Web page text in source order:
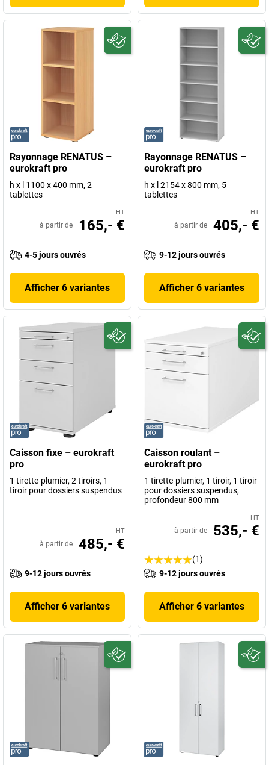
Rayonnage RENATUS –
eurokraft pro
h x l 1100 x 400 mm, 2
tablettes
HT
à partir de 165,- €
4-5 jours ouvrés
Afficher 6 variantes
Rayonnage RENATUS –
eurokraft pro
h x l 2154 x 800 mm, 5
tablettes
HT
à partir de 405,- €
9-12 jours ouvrés
Afficher 6 variantes
Caisson fixe – eurokraft
pro
1 tirette-plumier, 2 tiroirs, 1
tiroir pour dossiers suspendus
HT
à partir de 485,- €
9-12 jours ouvrés
Afficher 6 variantes
Caisson roulant –
eurokraft pro
1 tirette-plumier, 1 tiroir, 1 tiroir
pour dossiers suspendus,
profondeur 800 mm
HT
à partir de 535,- €
(1)
9-12 jours ouvrés
Afficher 6 variantes